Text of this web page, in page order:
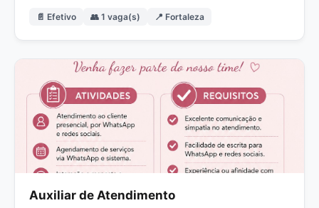
📄 Efetivo 👥 1 vaga(s) 📍 Fortaleza
Auxiliar de Atendimento